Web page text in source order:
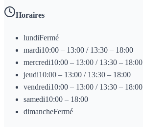
Horaires
lundiFermé
mardi10:00 – 13:00 / 13:30 – 18:00
mercredi10:00 – 13:00 / 13:30 – 18:00
jeudi10:00 – 13:00 / 13:30 – 18:00
vendredi10:00 – 13:00 / 13:30 – 18:00
samedi10:00 – 18:00
dimancheFermé